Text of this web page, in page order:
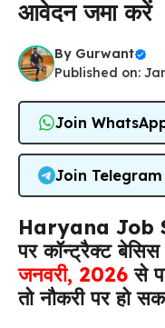
आवेदन जमा करें
By Gurwant
Published on:
Join
Join Telegram
Haryana Job
पर कॉन्ट्रैक्ट बेसिस
जनवरी, 2026 से
तो नौकरी पर हो